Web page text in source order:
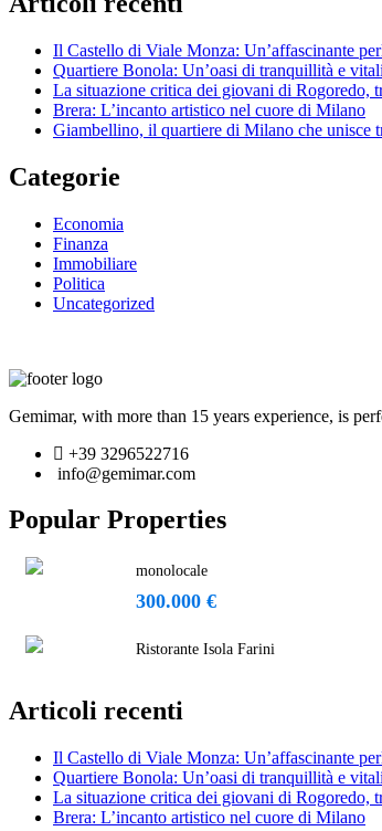
Il Castello di Viale Monza: Un’affascinante
Quartiere Bonola: Un’oasi di tranquillità e
La situazione critica dei giovani di Rogoredo,
Brera: L’incanto artistico nel cuore di Milano
Giambellino, il quartiere di Milano che unisce
Categorie
Economia
Finanza
Immobiliare
Politica
Uncategorized
Gemimar, with more than 15 years experience, is
+39 3296522716
info@gemimar.com
Popular Properties
monolocale
300.000 €
Ristorante Isola Farini
Articoli recenti
Il Castello di Viale Monza: Un’affascinante
Quartiere Bonola: Un’oasi di tranquillità e
La situazione critica dei giovani di Rogoredo,
Brera: L’incanto artistico nel cuore di Milano